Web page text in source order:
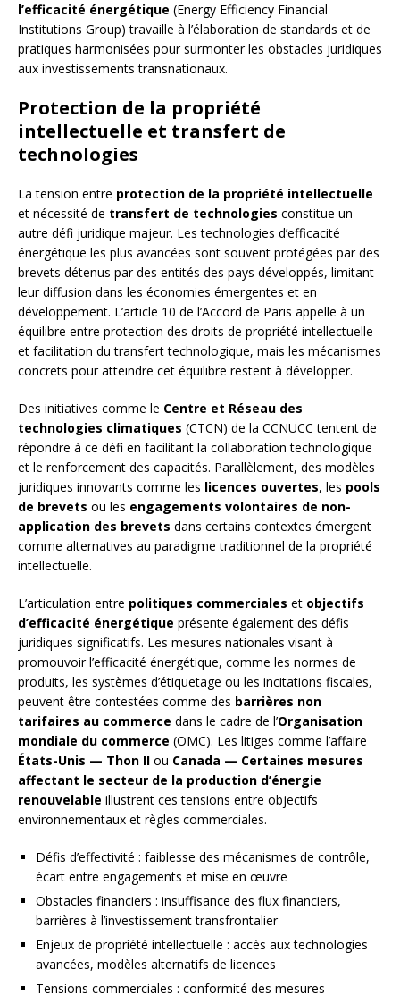
l’efficacité énergétique (Energy Efficiency Financial
Institutions Group) travaille à l’élaboration de standards et de
pratiques harmonisées pour surmonter les obstacles juridiques
aux investissements transnationaux.
Protection de la propriété
intellectuelle et transfert de
technologies
La tension entre protection de la propriété intellectuelle
et nécessité de transfert de technologies constitue un
autre défi juridique majeur. Les technologies d’efficacité
énergétique les plus avancées sont souvent protégées par des
brevets détenus par des entités des pays développés, limitant
leur diffusion dans les économies émergentes et en
développement. L’article 10 de l’Accord de Paris appelle à un
équilibre entre protection des droits de propriété intellectuelle
et facilitation du transfert technologique, mais les mécanismes
concrets pour atteindre cet équilibre restent à développer.
Des initiatives comme le Centre et Réseau des
technologies climatiques (CTCN) de la CCNUCC tentent de
répondre à ce défi en facilitant la collaboration technologique
et le renforcement des capacités. Parallèlement, des modèles
juridiques innovants comme les licences ouvertes, les pools
de brevets ou les engagements volontaires de non-
application des brevets dans certains contextes émergent
comme alternatives au paradigme traditionnel de la propriété
intellectuelle.
L’articulation entre politiques commerciales et objectifs
d’efficacité énergétique présente également des défis
juridiques significatifs. Les mesures nationales visant à
promouvoir l’efficacité énergétique, comme les normes de
produits, les systèmes d’étiquetage ou les incitations fiscales,
peuvent être contestées comme des barrières non
tarifaires au commerce dans le cadre de l’Organisation
mondiale du commerce (OMC). Les litiges comme l’affaire
États-Unis — Thon II ou Canada — Certaines mesures
affectant le secteur de la production d’énergie
renouvelable illustrent ces tensions entre objectifs
environnementaux et règles commerciales.
Défis d’effectivité : faiblesse des mécanismes de contrôle,
écart entre engagements et mise en œuvre
Obstacles financiers : insuffisance des flux financiers,
barrières à l’investissement transfrontalier
Enjeux de propriété intellectuelle : accès aux technologies
avancées, modèles alternatifs de licences
Tensions commerciales : conformité des mesures